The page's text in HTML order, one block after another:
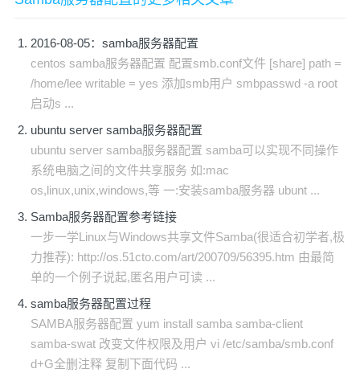
2016-08-05：samba服务器配置
centos samba服务器配置 配置smb.conf文件 [share] path =
/home/lee writable = yes 添加smb用户 smbpasswd -a root
启动s ...
ubuntu server samba服务器配置
ubuntu server samba服务器配置 samba可以实现不同操作
系统电脑之间的文件共享服务 如:mac
os,linux,unix,windows,等 一:安装samba服务器 ubunt ...
Samba服务器配置参考链接
一步一学Linux与Windows共享文件Samba(很适合初学者,极
力推荐): http://os.51cto.com/art/200709/56395.htm 由最简
单的一个例子说起,匿名用户可读 ...
samba服务器配置过程
SAMBA服务器配置 yum install samba samba-client
samba-swat 改变文件权限及用户 vi /etc/samba/smb.conf
d+G全删注释 复制下面代码 ...